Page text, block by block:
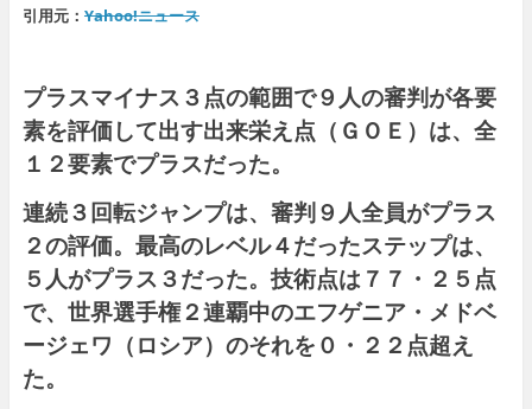
引用元： Yahoo!ニュース
プラスマイナス３点の範囲で９人の審判が各要
素を評価して出す出来栄え点（ＧＯＥ）は、全
１２要素でプラスだった。
連続３回転ジャンプは、審判９人全員がプラス
２の評価。最高のレベル４だったステップは、
５人がプラス３だった。技術点は７７・２５点
で、世界選手権２連覇中のエフゲニア・メドベ
ージェワ（ロシア）のそれを０・２２点超え
た。